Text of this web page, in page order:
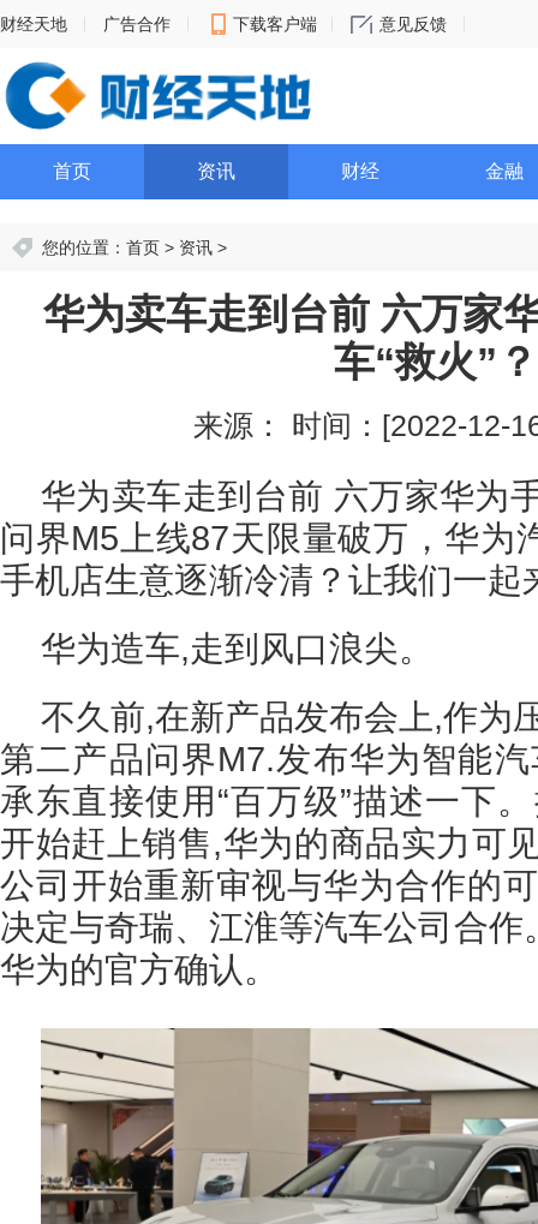
财经天地 广告合作 下载客户端 意见反馈
首页 资讯 财经 金融
您的位置： 首页 > 资讯 >
华为卖车走到台前 六万家
车“救火”？
来源： 时间：[2022-12-
华为卖车走到台前 六万家华为
问界M5上线87天限量破万，华为
手机店生意逐渐冷清？让我们一起
华为造车,走到风口浪尖。
不久前,在新产品发布会上,作
第二产品问界M7.发布华为智能
承东直接使用“百万级”描述一下
开始赶上销售,华为的商品实力可
公司开始重新审视与华为合作的
决定与奇瑞、江淮等汽车公司合
华为的官方确认。